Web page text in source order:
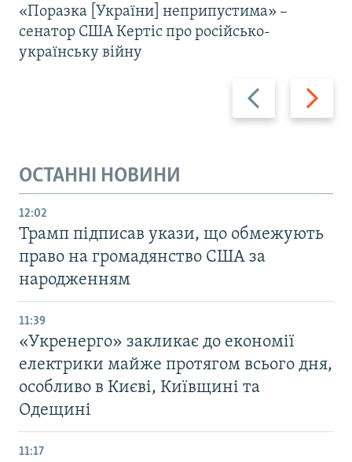
Назад Вперед
«Поразка [України] неприпустима» –
сенатор США Кертіс про російсько-
українську війну
ОСТАННІ НОВИНИ
12:02
Трамп підписав укази, що обмежують
право на громадянство США за
народженням
11:39
«Укренерго» закликає до економії
електрики майже протягом всього дня,
особливо в Києві, Київщині та
Одещині
11:17